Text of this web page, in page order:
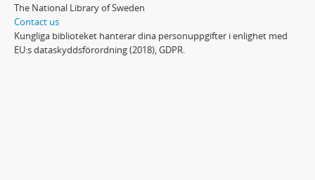
The National Library of Sweden
Contact us
Kungliga biblioteket hanterar dina personuppgifter i enlighet med
EU:s dataskyddsförordning (2018), GDPR.